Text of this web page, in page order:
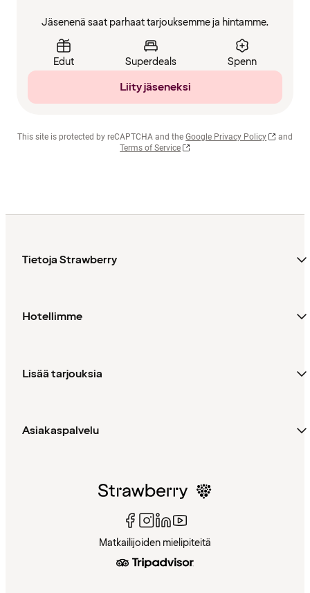
Jäsenenä saat parhaat tarjouksemme ja hintamme.
Edut Superdeals Spenn
Liity jäseneksi
This site is protected by reCAPTCHA and the Google Privacy Policy
and
Terms of Service
Tietoja Strawberry
Hotellimme
Lisää tarjouksia
Asiakaspalvelu
Matkailijoiden mielipiteitä